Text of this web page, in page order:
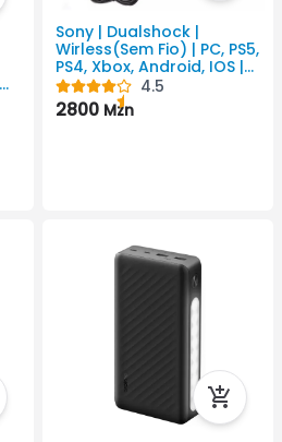
Sony | Dualshock |
Wirless(Sem Fio) | PC, PS5,
PS4, Xbox, Android, IOS |
PlayStation 4
4.5
2800 Mzn